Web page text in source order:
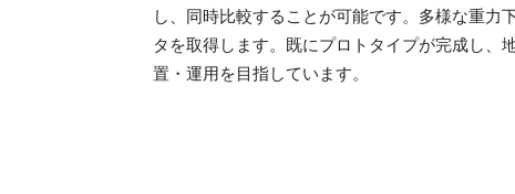
し、同時比較することが可能です。多様な重力
タを取得します。既にプロトタイプが完成し
置・運用を目指しています。